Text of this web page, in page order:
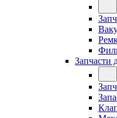
Запчасти